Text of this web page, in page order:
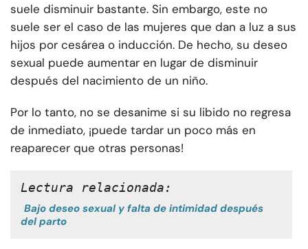
suele disminuir bastante. Sin embargo, este no
suele ser el caso de las mujeres que dan a luz a sus
hijos por cesárea o inducción. De hecho, su deseo
sexual puede aumentar en lugar de disminuir
después del nacimiento de un niño.
Por lo tanto, no se desanime si su libido no regresa
de inmediato, ¡puede tardar un poco más en
reaparecer que otras personas!
Lectura relacionada:
Bajo deseo sexual y falta de intimidad después
del parto